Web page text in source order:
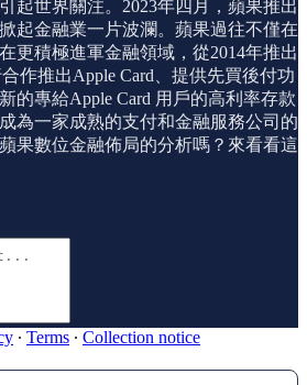
起世界關注。2023年四月，蘋果推出
起金融業一片波瀾。蘋果過往不僅在
更積極進軍金融領域，從2014年推出
作推出Apple Card、提供先買後付功
的專給Apple Card 用戶的高利率存款
為一家成熟的支付和金融服務公司的
果數位金融佈局的分析嗎？來看看這
∙ Terms ∙ Collection notice